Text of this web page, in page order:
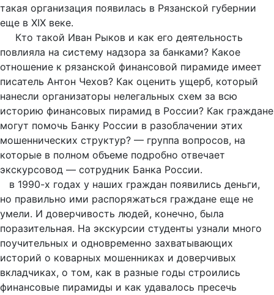
такая организация появилась в Рязанской губернии
еще в XIX веке.
Кто такой Иван Рыков и как его деятельность
повлияла на систему надзора за банками? Какое
отношение к рязанской финансовой пирамиде имеет
писатель Антон Чехов? Как оценить ущерб, который
нанесли организаторы нелегальных схем за всю
историю финансовых пирамид в России? Как граждане
могут помочь Банку России в разоблачении этих
мошеннических структур? — группа вопросов, на
которые в полном объеме подробно отвечает
экскурсовод — сотрудник Банка России.
в 1990-х годах у наших граждан появились деньги,
но правильно ими распоряжаться граждане еще не
умели. И доверчивость людей, конечно, была
поразительная. На экскурсии студенты узнали много
поучительных и одновременно захватывающих
историй о коварных мошенниках и доверчивых
вкладчиках, о том, как в разные годы строились
финансовые пирамиды и как удавалось пресечь